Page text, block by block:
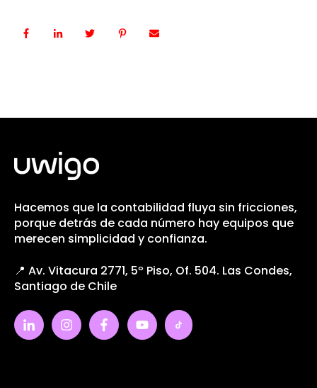
Hacemos que la contabilidad fluya sin fricciones,
porque detrás de cada número hay equipos que
merecen simplicidad y confianza.
📍 Av. Vitacura 2771, 5º Piso, Of. 504. Las Condes,
Santiago de Chile